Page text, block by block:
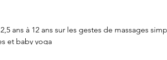
ans à 12 ans sur les gestes de massages
et baby yoga